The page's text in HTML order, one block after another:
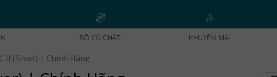
ĐỒ CŨ CHẤT KHUYẾN MÃI
II (Silver) | Chính Hãng